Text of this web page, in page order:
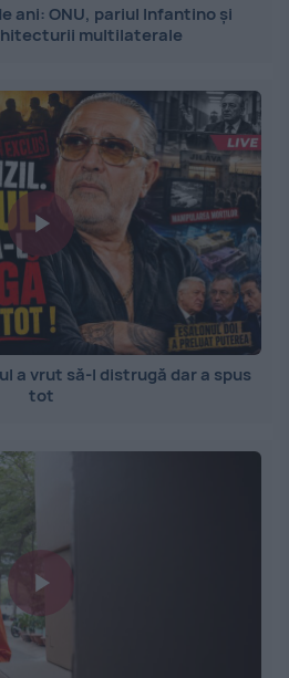
ani: ONU, pariul Infantino și
multilaterale
a vrut să-l distrugă dar a spus
tot